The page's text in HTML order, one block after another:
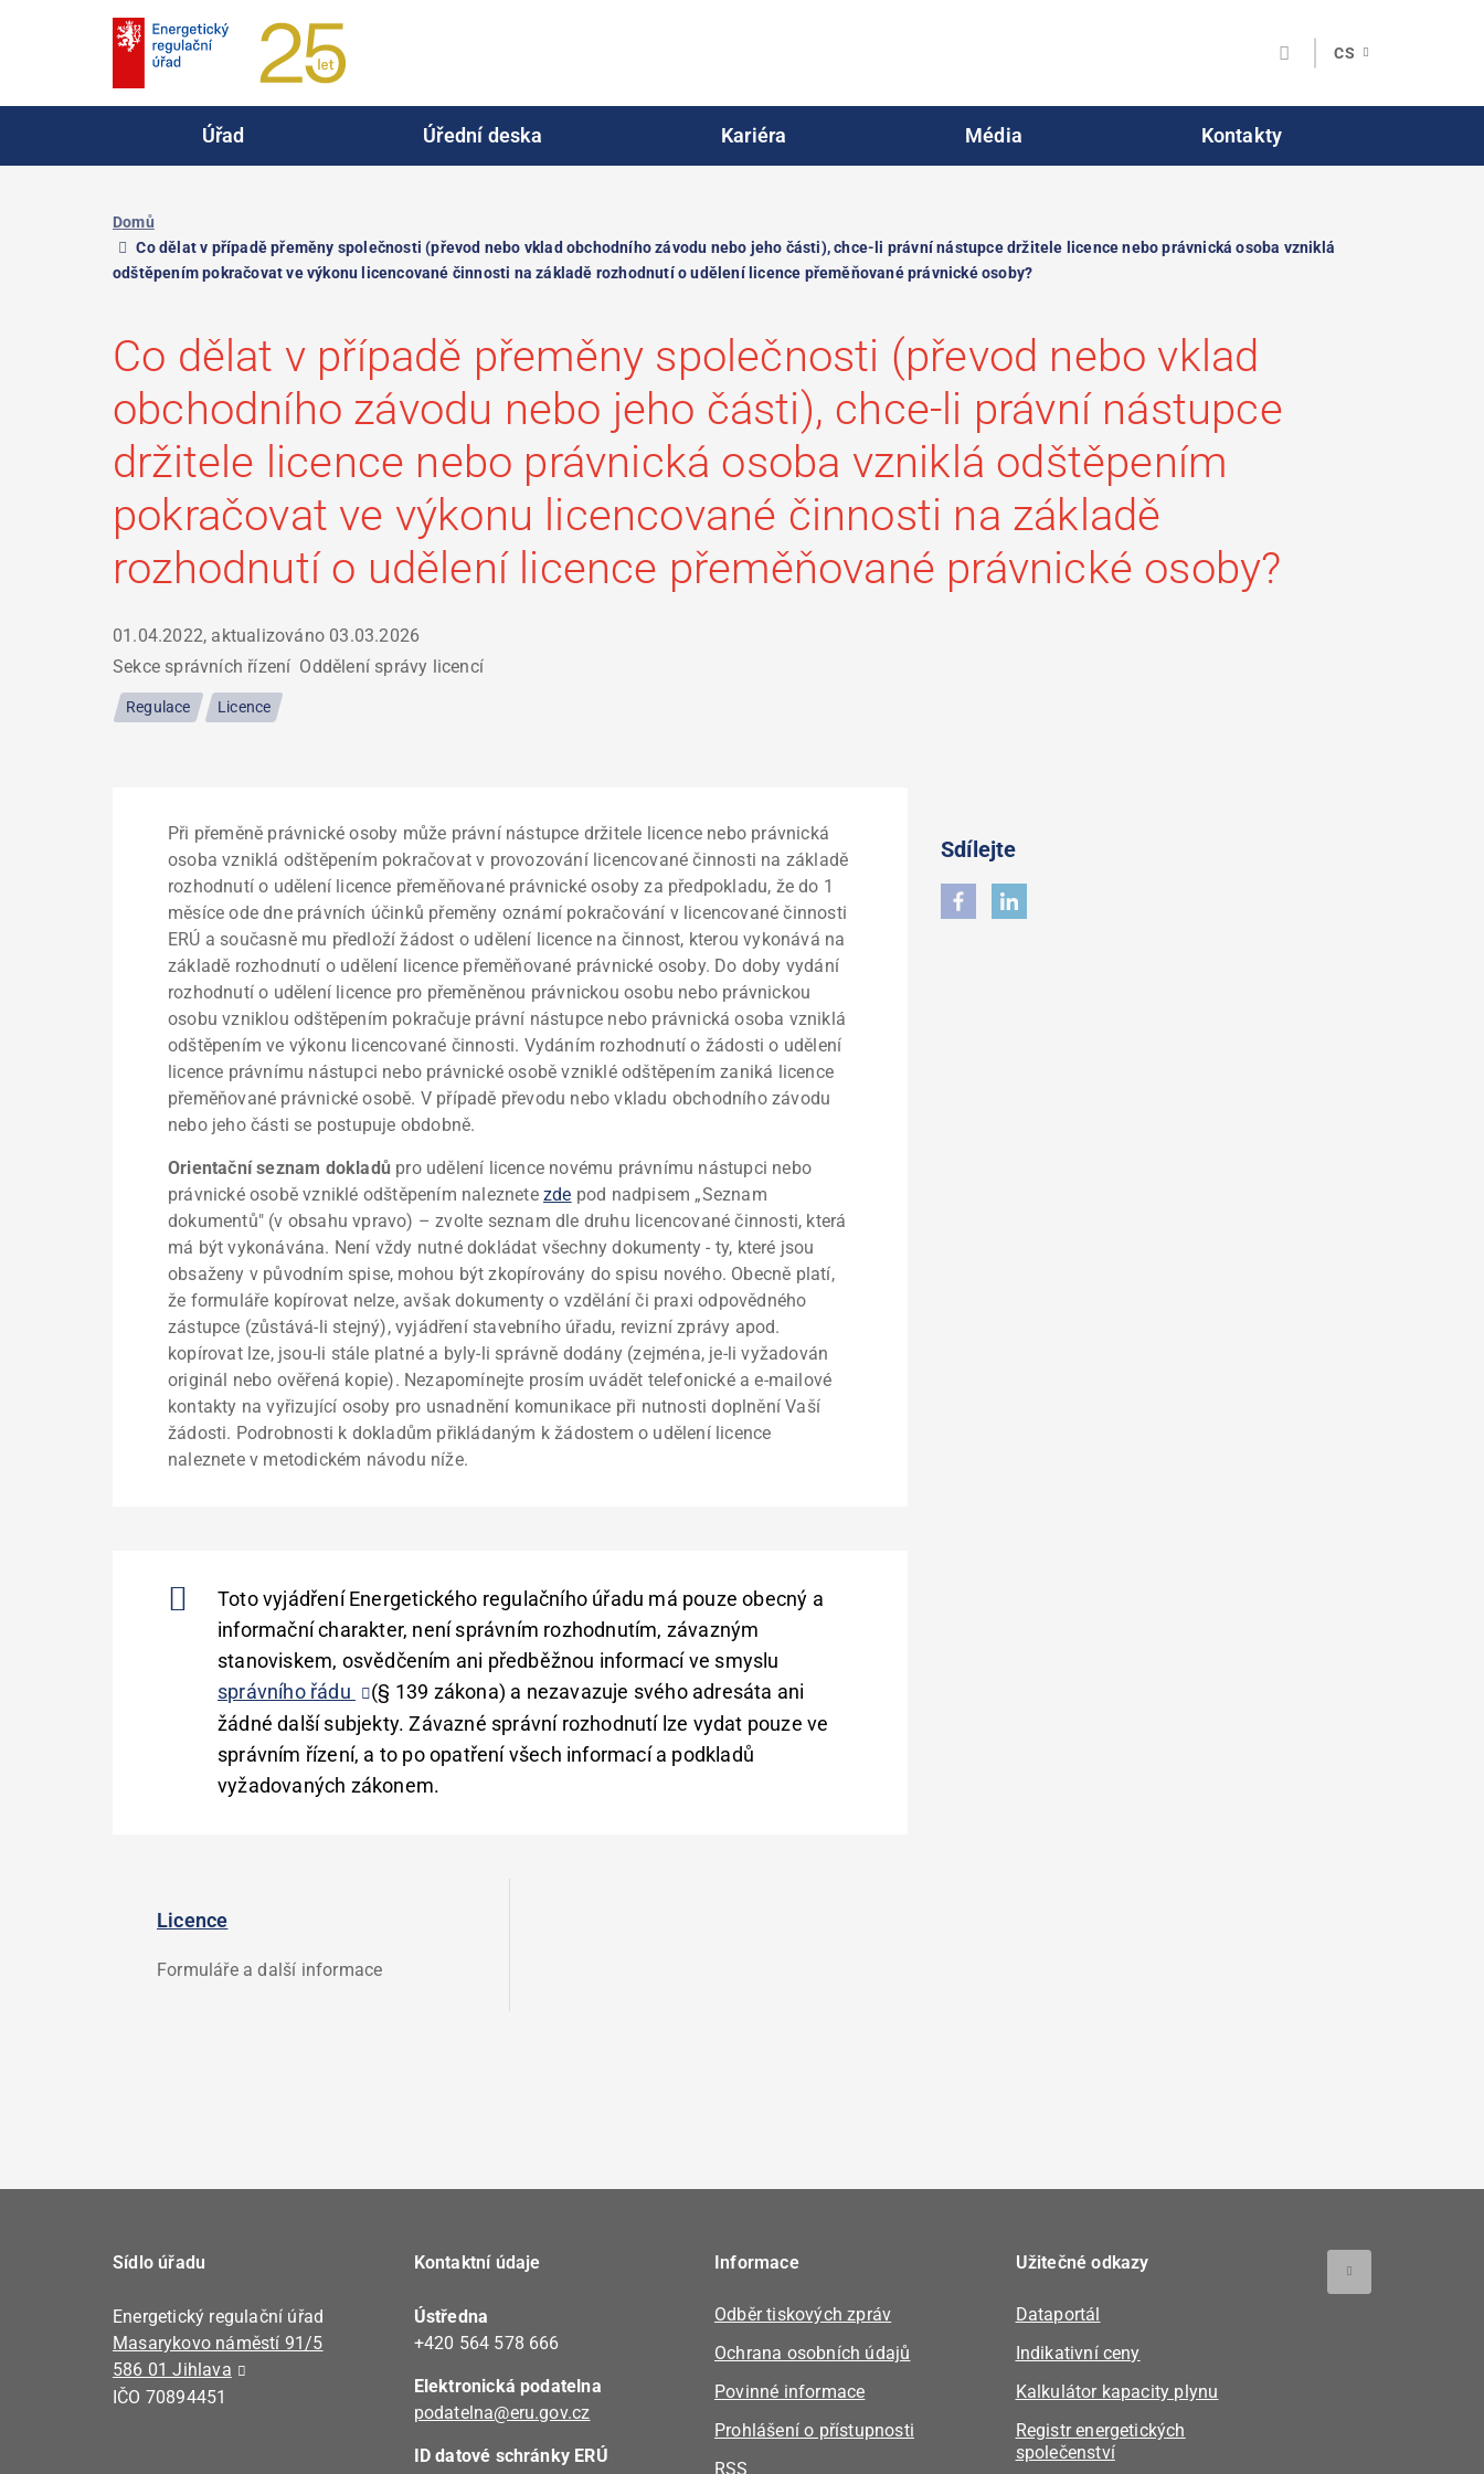
CS
Úřad Úřední deska Kariéra Média Kontakty
Domů
Co dělat v případě přeměny společnosti (převod nebo vklad obchodního závodu nebo jeho části), chce-li právní nástupce držitele licence nebo právnická osoba vzniklá
odštěpením pokračovat ve výkonu licencované činnosti na základě rozhodnutí o udělení licence přeměňované právnické osoby?
Co dělat v případě přeměny společnosti (převod nebo vklad
obchodního závodu nebo jeho části), chce-li právní nástupce
držitele licence nebo právnická osoba vzniklá odštěpením
pokračovat ve výkonu licencované činnosti na základě
rozhodnutí o udělení licence přeměňované právnické osoby?
01.04.2022, aktualizováno 03.03.2026
Sekce správních řízení Oddělení správy licencí
Regulace Licence
Při přeměně právnické osoby může právní nástupce držitele licence nebo právnická
osoba vzniklá odštěpením pokračovat v provozování licencované činnosti na základě
rozhodnutí o udělení licence přeměňované právnické osoby za předpokladu, že do 1
měsíce ode dne právních účinků přeměny oznámí pokračování v licencované činnosti
ERÚ a současně mu předloží žádost o udělení licence na činnost, kterou vykonává na
základě rozhodnutí o udělení licence přeměňované právnické osoby. Do doby vydání
rozhodnutí o udělení licence pro přeměněnou právnickou osobu nebo právnickou
osobu vzniklou odštěpením pokračuje právní nástupce nebo právnická osoba vzniklá
odštěpením ve výkonu licencované činnosti. Vydáním rozhodnutí o žádosti o udělení
licence právnímu nástupci nebo právnické osobě vzniklé odštěpením zaniká licence
přeměňované právnické osobě. V případě převodu nebo vkladu obchodního závodu
nebo jeho části se postupuje obdobně.
Orientační seznam dokladů pro udělení licence novému právnímu nástupci nebo
právnické osobě vzniklé odštěpením naleznetezde pod nadpisem „Seznam
dokumentů" (v obsahu vpravo) – zvolte seznam dle druhu licencované činnosti, která
má být vykonávána. Není vždy nutné dokládat všechny dokumenty - ty, které jsou
obsaženy v původním spise, mohou být zkopírovány do spisu nového. Obecně platí,
že formuláře kopírovat nelze, avšak dokumenty o vzdělání či praxi odpovědného
zástupce (zůstává-li stejný), vyjádření stavebního úřadu, revizní zprávy apod.
kopírovat lze, jsou-li stále platné a byly-li správně dodány (zejména, je-li vyžadován
originál nebo ověřená kopie). Nezapomínejte prosím uvádět telefonické a e-mailové
kontakty na vyřizující osoby pro usnadnění komunikace při nutnosti doplnění Vaší
žádosti. Podrobnosti k dokladům přikládaným k žádostem o udělení licence
naleznete v metodickém návodu níže.
Toto vyjádření Energetického regulačního úřadu má pouze obecný a
informační charakter, není správním rozhodnutím, závazným
stanoviskem, osvědčením ani předběžnou informací ve smyslu
správního řádu
(§ 139 zákona) a nezavazuje svého adresáta ani
žádné další subjekty. Závazné správní rozhodnutí lze vydat pouze ve
správním řízení, a to po opatření všech informací a podkladů
vyžadovaných zákonem.
Licence
Formuláře a další informace
Sdílejte
Sídlo úřadu
Energetický regulační úřad
Masarykovo náměstí 91/5
586 01 Jihlava
IČO 70894451
Kontaktní údaje
Ústředna
+420 564 578 666
Elektronická podatelna
podatelna@eru.gov.cz
ID datové schránky ERÚ
Informace
Odběr tiskových zpráv
Ochrana osobních údajů
Povinné informace
Prohlášení o přístupnosti
RSS
Užitečné odkazy
Dataportál
Indikativní ceny
Kalkulátor kapacity plynu
Registr energetických
společenství